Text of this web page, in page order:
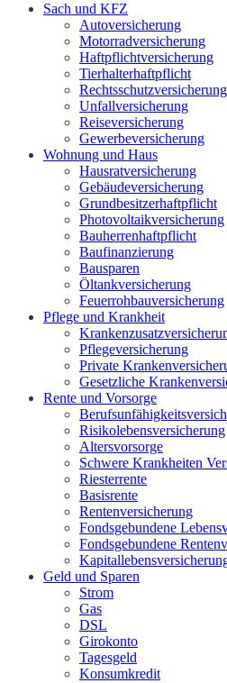
Sach und KFZ
Autoversicherung
Motorradversicherung
Haftpflichtversicherung
Tierhalterhaftpflicht
Rechtsschutzversicherung
Unfallversicherung
Reiseversicherung
Gewerbeversicherung
Wohnung und Haus
Hausratversicherung
Gebäudeversicherung
Grundbesitzerhaftpflicht
Photovoltaikversicherung
Bauherrenhaftpflicht
Baufinanzierung
Bausparen
Öltankversicherung
Feuerrohbauversicherung
Pflege und Krankheit
Pflegeversicherung
Private
Gesetzliche
Rente und Vorsorge
Risikolebensversicherung
Altersvorsorge
Schwere Krankheiten
Riesterrente
Basisrente
Rentenversicherung
Fondsgebundene
Fondsgebundene
Geld und Sparen
Strom
Gas
DSL
Girokonto
Tagesgeld
Konsumkredit